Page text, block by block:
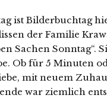
ist Bilderbuchtag
der Familie
Sachen Sonntag“.
Ob für 5 Minuten
mit neuem
war ziemlich